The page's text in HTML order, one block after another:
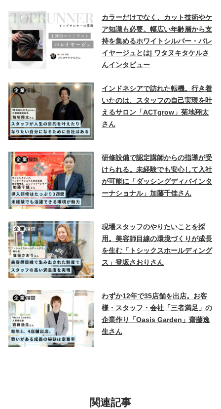
カラーだけでなく、カット技術やケ
ア知識も必要。幅広い年齢層から支
持を集めるホワイトシルバー・バレ
イヤージュとは| ワタヌキタケルさ
んインタビュー
インドネシアで訪れた転機。行き着
いたのは、スタッフの自己実現を叶
えるサロン「ACTgrow」菊地翔太
さん
研修設備で認定講師からの指導が受
けられる。未経験でも安心して入社
が可能に「ダッシングディバインタ
ーナショナル」加藤千佳さん
現場スタッフのやりたいことを採
用。美容師目線の環境づくりが成長
を生む「トシックスホールディング
ス」登坂さおりさん
わずか12年で35店舗を出店。お客
様・スタッフ・会社「三者満足」の
企業作り「Oasis Garden」齋藤逸
生さん
関連記事